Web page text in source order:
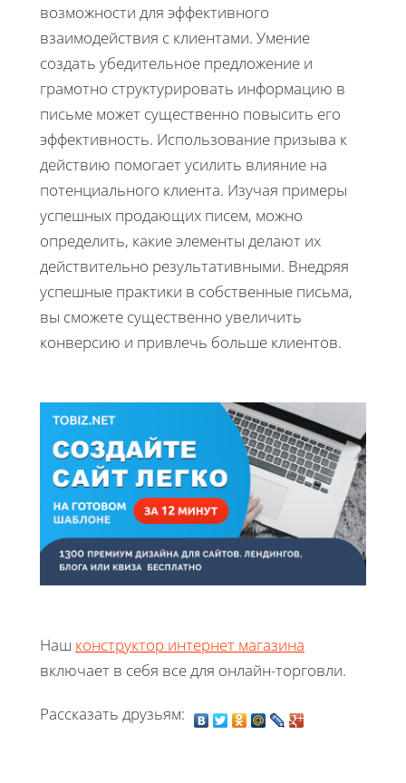
возможности для эффективного
взаимодействия с клиентами. Умение
создать убедительное предложение и
грамотно структурировать информацию в
письме может существенно повысить его
эффективность. Использование призыва к
действию помогает усилить влияние на
потенциального клиента. Изучая примеры
успешных продающих писем, можно
определить, какие элементы делают их
действительно результативными. Внедряя
успешные практики в собственные письма,
вы сможете существенно увеличить
конверсию и привлечь больше клиентов.
Наш конструктор интернет магазина
включает в себя все для онлайн-торговли.
Рассказать друзьям: